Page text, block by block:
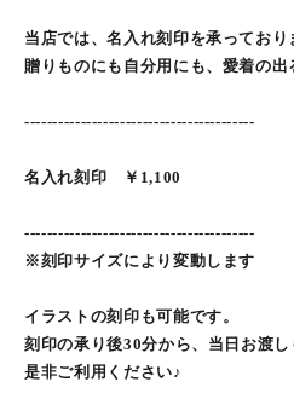
当店では、名入れ刻印を承っており
贈りものにも自分用にも、愛着の出
-----------------------------------------
名入れ刻印 ￥1,100
-----------------------------------------
※刻印サイズにより変動します
イラストの刻印も可能です。
刻印の承り後30分から、当日お渡し
是非ご利用ください♪